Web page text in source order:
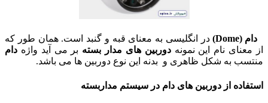
دام (Dome)
در انگلیسی به معنای قبه و گنبد است. همان طور که
از معنای نام این نمونهدوربین های مدار بسته بر می آید واژه دام
منتسب به شکل ظاهری و بدنه این نوع دوربین ها می باشد.
استفاده از دوربین های دام در سیستم مداربسته